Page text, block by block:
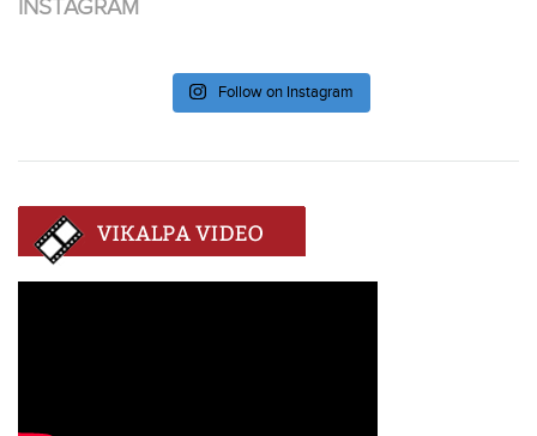
INSTAGRAM
Follow on Instagram